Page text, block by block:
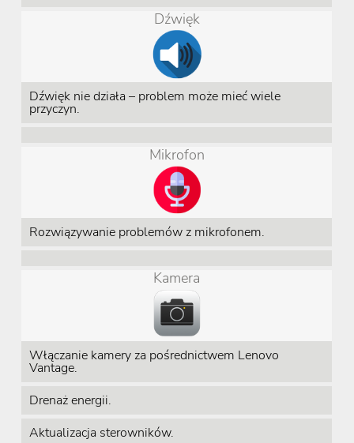
Dźwięk
Dźwięk nie działa – problem może mieć wiele
przyczyn.
Mikrofon
Rozwiązywanie problemów z mikrofonem.
Kamera
Włączanie kamery za pośrednictwem Lenovo
Vantage.
Drenaż energii.
Aktualizacja sterowników.